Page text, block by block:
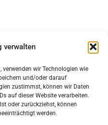
verwalten
wir Technologien wie
und/oder darauf
zustimmst, können wir Daten
auf dieser Website verarbeiten.
oder zurückziehst, können
werden.